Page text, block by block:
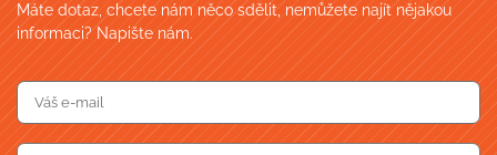
Máte dotaz, chcete nám něco sdělit, nemůžete najít nějakou
informaci? Napište nám.